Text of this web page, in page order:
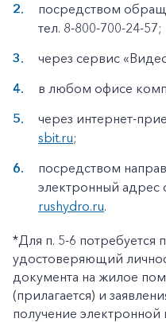
посредством
тел. 8-800-700-24-57;
через сервис
в любом офисе
через интернет-
sbit.ru;
посредством
электронный адрес
rushydro.ru.
*Для п. 5-6 потребуется
удостоверяющий
документа на жилое
(прилагается) и
получение электронной